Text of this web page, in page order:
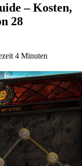
– Kosten,
28
4 Minuten